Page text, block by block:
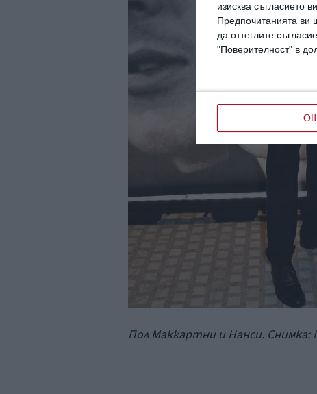
изисква съгласието
Предпочитанията ви
да оттеглите
"Поверителност" в
Пол Маккартни и Нанси. Снимка: